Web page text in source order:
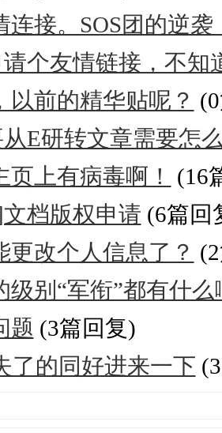
连接。SOS团的逆袭
个友情链接，不知
以前的精华贴呢？
E研转文章需要怎
页上有病毒啊！
(16
档版权申请 (6篇回
更改个人信息了？
级别“军衔”都有什么
题 (3篇回复)
了的同好进来一下